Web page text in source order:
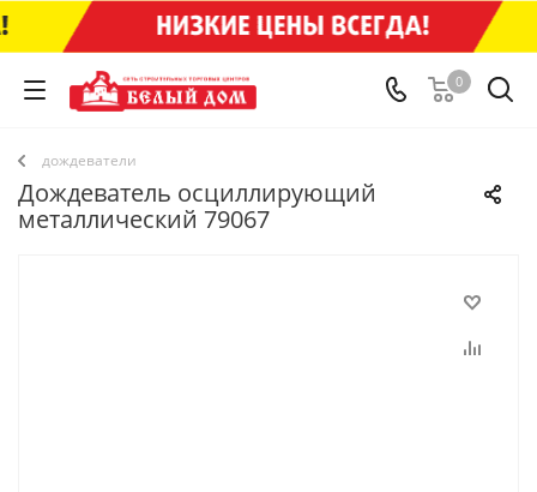
0
дождеватели
Дождеватель осциллирующий
металлический 79067